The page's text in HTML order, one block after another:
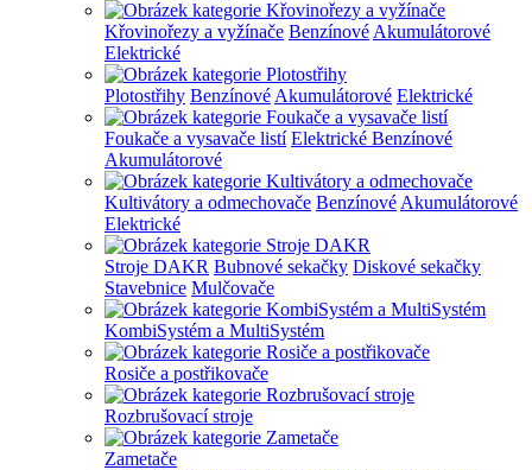
Křovinořezy a vyžínače Benzínové Akumulátorové
Elektrické
Plotostřihy Benzínové Akumulátorové Elektrické
Foukače a vysavače listí Elektrické Benzínové
Akumulátorové
Kultivátory a odmechovače Benzínové Akumulátorové
Elektrické
Stroje DAKR Bubnové sekačky Diskové sekačky
Stavebnice Mulčovače
KombiSystém a MultiSystém
Rosiče a postřikovače
Rozbrušovací stroje
Zametače